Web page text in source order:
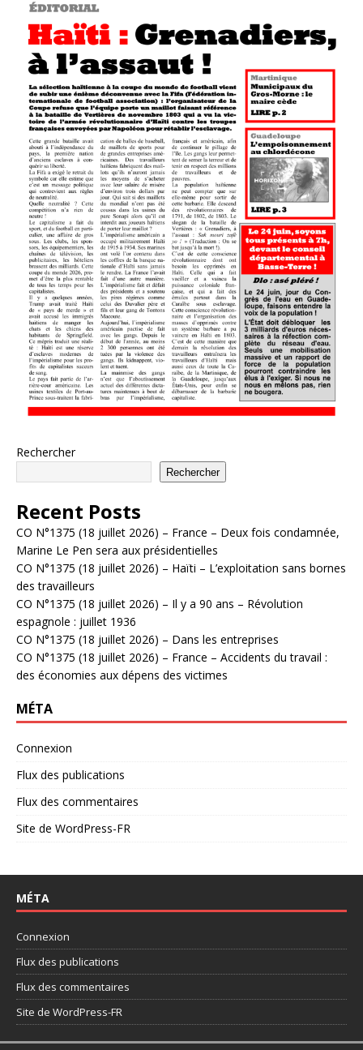
Rechercher
Rechercher
Recent Posts
CO N°1375 (18 juillet 2026) – France – Deux fois condamnée,
Marine Le Pen sera aux présidentielles
CO N°1375 (18 juillet 2026) – Haïti – L’exploitation sans bornes
des travailleurs
CO N°1375 (18 juillet 2026) – Il y a 90 ans – Révolution
espagnole : juillet 1936
CO N°1375 (18 juillet 2026) – Dans les entreprises
CO N°1375 (18 juillet 2026) – France – Accidents du travail :
des économies aux dépens des victimes
MÉTA
Connexion
Flux des publications
Flux des commentaires
Site de WordPress-FR
MÉTA
Connexion
Flux des publications
Flux des commentaires
Site de WordPress-FR